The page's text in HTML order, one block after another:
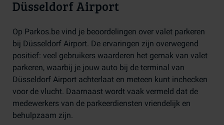
Düsseldorf Airport
Op Parkos.be vind je beoordelingen over valet parkeren
bij Düsseldorf Airport. De ervaringen zijn overwegend
positief: veel gebruikers waarderen het gemak van valet
parkeren, waarbij je jouw auto bij de terminal van
Düsseldorf Airport achterlaat en meteen kunt inchecken
voor de vlucht. Daarnaast wordt vaak vermeld dat de
medewerkers van de parkeerdiensten vriendelijk en
behulpzaam zijn.